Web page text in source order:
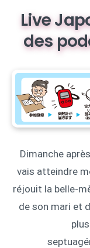
Live
des
Dimanche
vais atteindre
réjouit la belle-
de son mari et